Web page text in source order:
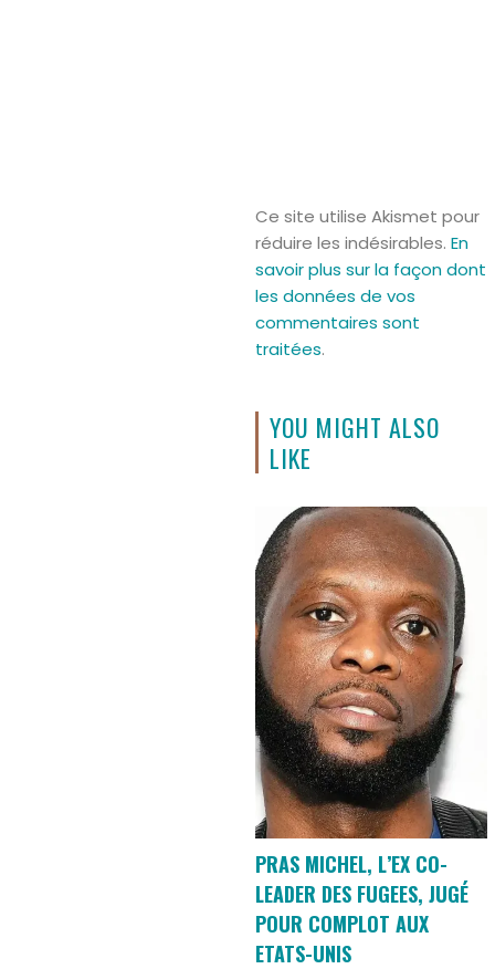
Ce site utilise Akismet pour
réduire les indésirables. En
savoir plus sur la façon dont
les données de vos
commentaires sont
traitées.
YOU MIGHT ALSO
LIKE
PRAS MICHEL, L’EX CO-
LEADER DES FUGEES, JUGÉ
POUR COMPLOT AUX
ETATS-UNIS